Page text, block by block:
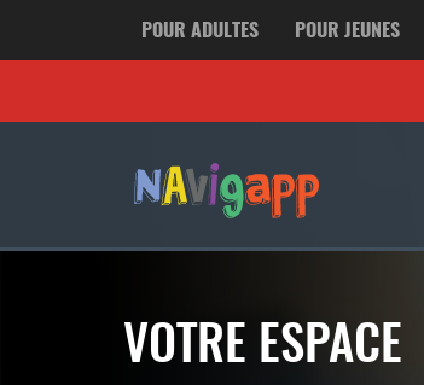
POUR ADULTES POUR JEUNES
VOTRE ESPACE